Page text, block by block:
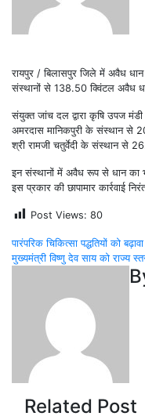
रायपुर / बिलासपुर जिले में अवैध धान
संस्थानों से 138.50 क्विंटल अवैध
संयुक्त जांच दल द्वारा कृषि उपज
अमरदास मानिकपुरी के संस्थान से 20
श्री रामजी चतुर्वेदी के संस्थान से
इन संस्थानों में अवैध रूप से धान का
इस प्रकार की छापामार कार्रवाई
Post Views: 80
Post
navigation
पारंपरिक चिकित्सा पद्धतियों को
मुख्यमंत्री विष्णु देव साय को राज्य
Related Post